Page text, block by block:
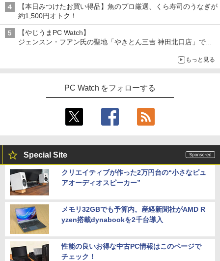
【本日みつけたお買い得品】魚のプロ厳選、くら寿司のうなぎが
約1,500円オトク！
【やじうまPC Watch】
ジェンスン・フアン氏の聖地「やきとん三吉 神田北口店」で
～コース名を変更したのはNVIDIAに怒られたからではないもっと見る
PC Watch をフォローする
Special Site
クリエイティブが作った2万円台の“小さなピュ
アオーディオスピーカー”
メモリ32GBでも予算内。産経新聞社がAMD R
yzen搭載dynabookを2千台導入
性能の良いお得な中古PC情報はこのページで
チェック！